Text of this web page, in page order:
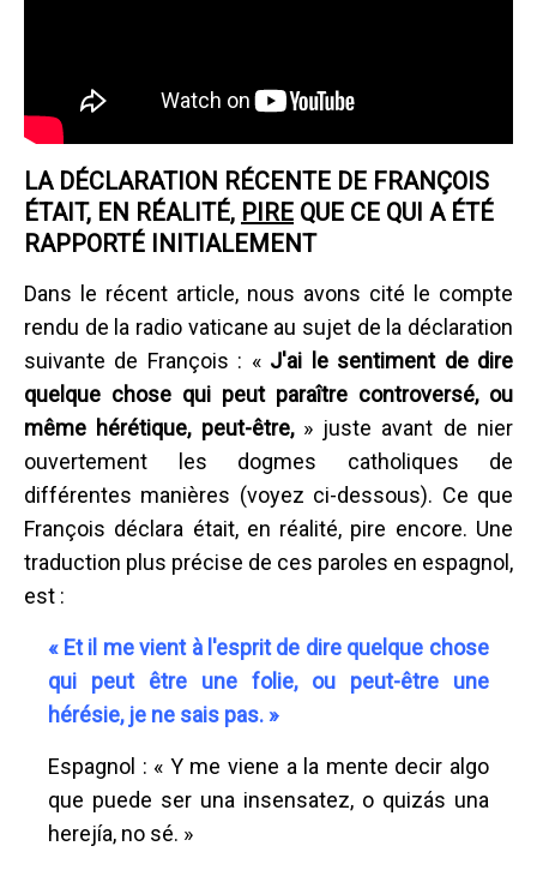
LA DÉCLARATION RÉCENTE DE FRANÇOIS
ÉTAIT, EN RÉALITÉ, PIRE QUE CE QUI A ÉTÉ
RAPPORTÉ INITIALEMENT
Dans le récent article, nous avons cité le compte
rendu de la radio vaticane au sujet de la déclaration
suivante de François : « J'ai le sentiment de dire
quelque chose qui peut paraître controversé, ou
même hérétique, peut-être,» juste avant de nier
ouvertement les dogmes catholiques de
différentes manières (voyez ci-dessous). Ce que
François déclara était, en réalité, pire encore. Une
traduction plus précise de ces paroles en espagnol,
est :
« Et il me vient à l'esprit de dire quelque chose
qui peut être une folie, ou peut-être une
hérésie, je ne sais pas. »
Espagnol : « Y me viene a la mente decir algo
que puede ser una insensatez, o quizás una
herejía, no sé. »